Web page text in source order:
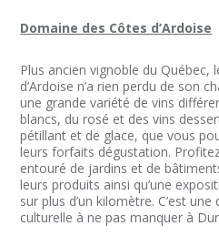
Domaine des Côtes d’Ardoise
Plus ancien vignoble du Québec,
d’Ardoise n’a rien perdu de son
une grande variété de vins
blancs, du rosé et des vins
pétillant et de glace, que vous
leurs forfaits dégustation.
entouré de jardins et de
leurs produits ainsi qu’une
sur plus d’un kilomètre. C’est
culturelle à ne pas manquer à